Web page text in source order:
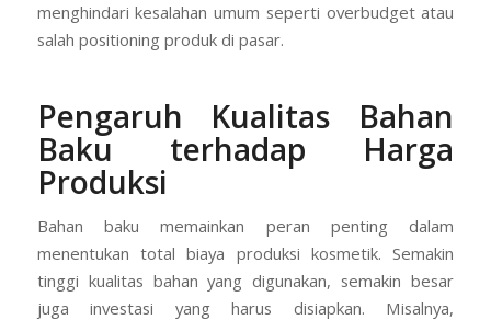
menghindari kesalahan umum seperti overbudget atau
salah positioning produk di pasar.
Pengaruh Kualitas Bahan
Baku terhadap Harga
Produksi
Bahan baku memainkan peran penting dalam
menentukan total biaya produksi kosmetik. Semakin
tinggi kualitas bahan yang digunakan, semakin besar
juga investasi yang harus disiapkan. Misalnya,